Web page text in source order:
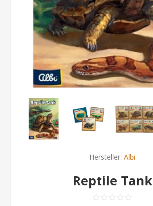
Hersteller: Albi
Reptile Tank